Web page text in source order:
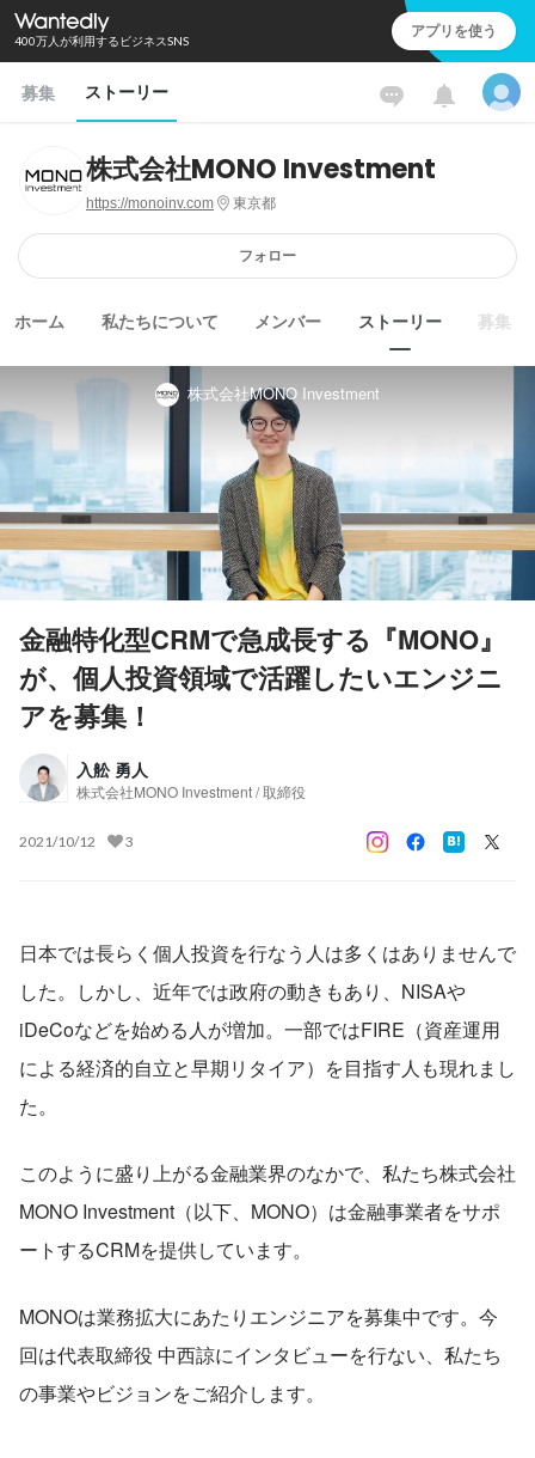
400万人が利用するビジネスSNS アプリを使う
募集 ストーリー
株式会社MONO Investment
https://monoinv.com 東京都
フォロー
ホーム 私たちについて メンバー ストーリー 募集
株式会社MONO Investment
金融特化型CRMで急成長する『MONO』
が、個人投資領域で活躍したいエンジニ
アを募集！
入舩 勇人
株式会社MONO Investment / 取締役
2021/10/12 3
日本では長らく個人投資を行なう人は多くはありませんで
した。しかし、近年では政府の動きもあり、NISAや
iDeCoなどを始める人が増加。一部ではFIRE（資産運用
による経済的自立と早期リタイア）を目指す人も現れまし
た。
このように盛り上がる金融業界のなかで、私たち株式会社
MONO Investment（以下、MONO）は金融事業者をサポ
ートするCRMを提供しています。
MONOは業務拡大にあたりエンジニアを募集中です。今
回は代表取締役 中西諒にインタビューを行ない、私たち
の事業やビジョンをご紹介します。